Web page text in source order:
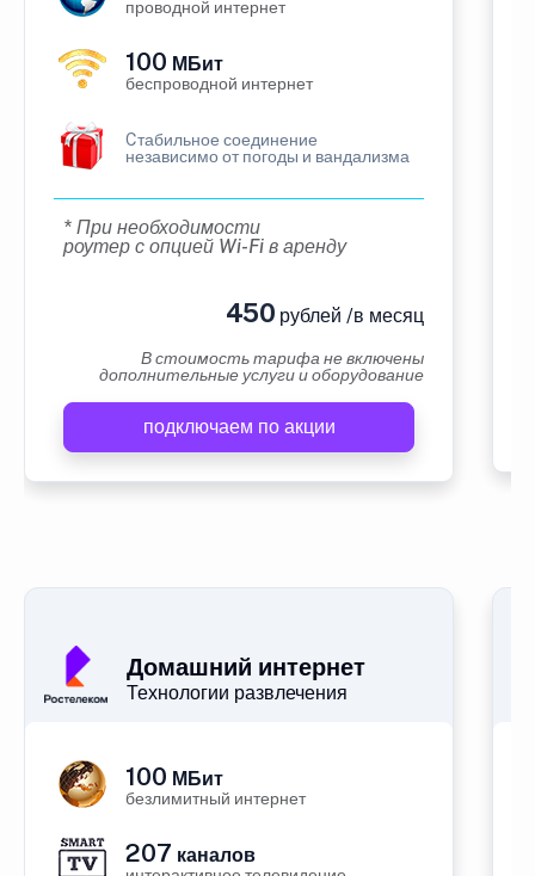
проводной интернет
100 МБит
беспроводной интернет
Cтабильное соединение
независимо от погоды и вандализма
* При необходимости
роутер с опцией Wi-Fi в аренду
450 рублей /в месяц
В стоимость тарифа не включены
дополнительные услуги и оборудование
подключаем по акции
Домашний интернет
Технологии развлечения
100 МБит
безлимитный интернет
207 каналов